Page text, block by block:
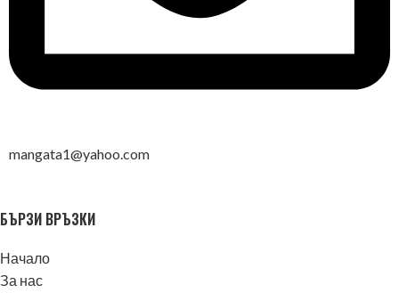
mangata1@yahoo.com
БЪРЗИ ВРЪЗКИ
Начало
За нас